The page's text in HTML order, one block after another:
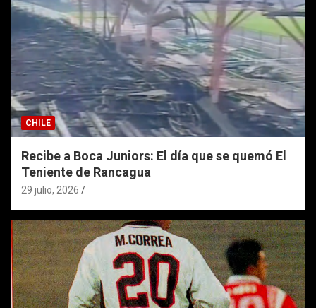
CHILE
Recibe a Boca Juniors: El día que se quemó El
Teniente de Rancagua
29 julio, 2026